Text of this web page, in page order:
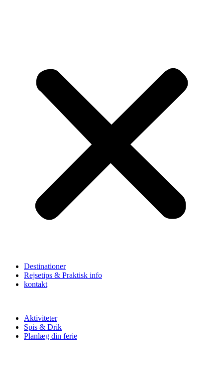
Destinationer
Rejsetips & Praktisk info
kontakt
Aktiviteter
Spis & Drik
Planlæg din ferie